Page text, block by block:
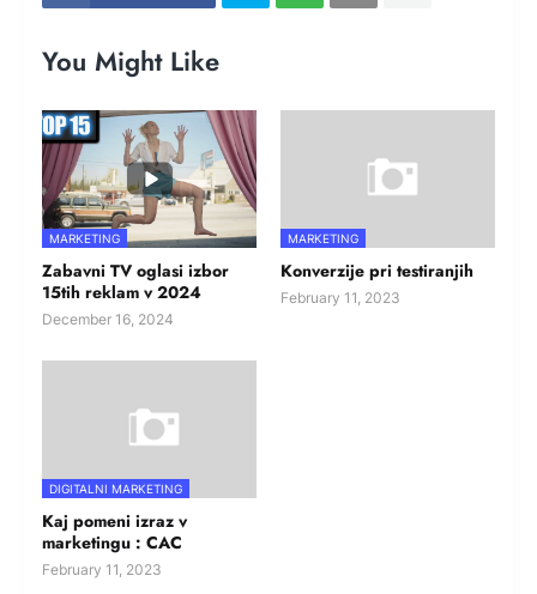
You Might Like
MARKETING
Zabavni TV oglasi izbor
15tih reklam v 2024
December 16, 2024
MARKETING
Konverzije pri testiranjih
February 11, 2023
DIGITALNI MARKETING
Kaj pomeni izraz v
marketingu : CAC
February 11, 2023